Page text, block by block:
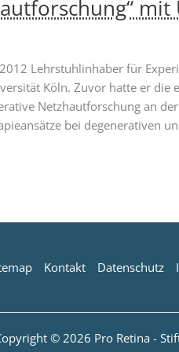
mit
Lehrstuhlinhaber für
Köln. Zuvor hatte er die
Netzhautforschung an
bei degenerativen
Kontakt Datenschutz
© 2026 Pro Retina -